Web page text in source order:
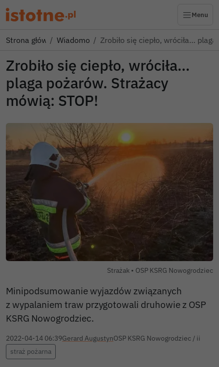
Menu
Strona główna Wiadomości Zrobiło się ciepło, wróciła…
Zrobiło się ciepło, wróciła…
plaga pożarów. Strażacy
mówią: STOP!
Strażak • Autor zdjęcia:
OSP KSRG Nowogrodziec
Minipodsumowanie wyjazdów związanych
z wypalaniem traw przygotowali druhowie z OSP
KSRG Nowogrodziec.
2022-04-14 06:39Gerard AugustynOSP KSRG Nowogrodziec / ii
straż pożarna